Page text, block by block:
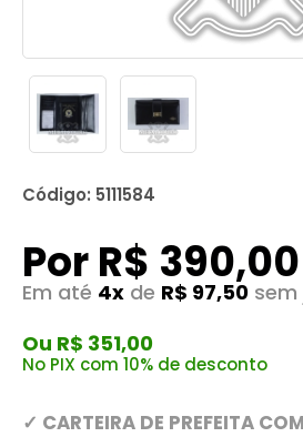
Código: 5111584
Por R$ 390,00
Em até 4x de R$ 97,50
Ou R$ 351,00
No PIX com 10% de desconto
✓ CARTEIRA DE PREFEITA